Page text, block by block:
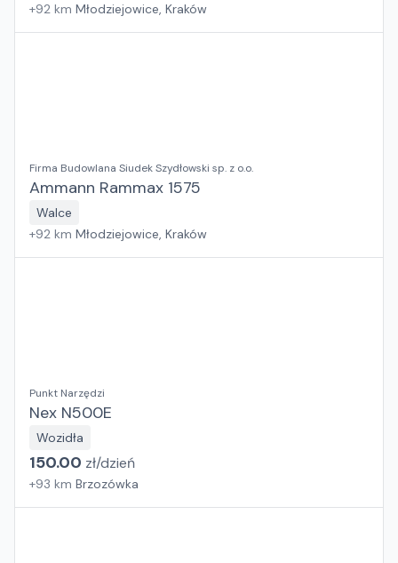
+92 km Młodziejowice, Kraków
Firma Budowlana Siudek Szydłowski sp. z o.o.
Ammann Rammax 1575
Walce
+92 km Młodziejowice, Kraków
Punkt Narzędzi
Nex N500E
Wozidła
150.00 zł/dzień
+93 km Brzozówka